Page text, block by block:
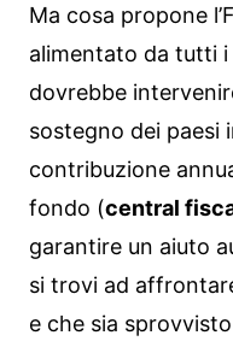
Ma cosa propone
alimentato da tutti i
dovrebbe
sostegno dei paesi
contribuzione
fondo (central
garantire un aiuto
si trovi ad
e che sia